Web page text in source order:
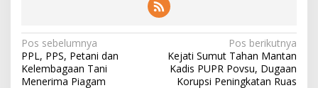
N
a
Pos sebelumnya
PPL, PPS, Petani dan
Kelembagaan Tani
Menerima Piagam
Pos berikutnya
Kejati Sumut Tahan Mantan
Kadis PUPR Povsu, Dugaan
Korupsi Peningkatan Ruas